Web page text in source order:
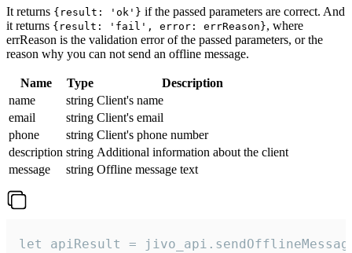
It returns {result: 'ok'} if the passed parameters are correct. And
it returns {result: 'fail', error: errReason}, where
errReason is the validation error of the passed parameters, or the
reason why you can not send an offline message.
Name Type
Description
name
string Client's name
email
string Client's email
phone
string Client's phone number
description string Additional information about the client
message
string Offline message text
let apiResult =